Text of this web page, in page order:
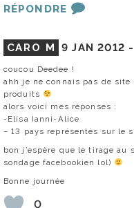
RÉPONDRE
CARO M 9 JAN 2012 -
coucou Deedee !
ahh je ne connais pas de
produits
alors voici mes réponses :
-Elisa Ianni-Alice
– 13 pays représentés sur le
bon j’espère que le tirage
sondage facebookien lol)
Bonne journée
0